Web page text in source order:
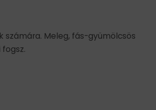
Meleg, fás-gyümölcsös